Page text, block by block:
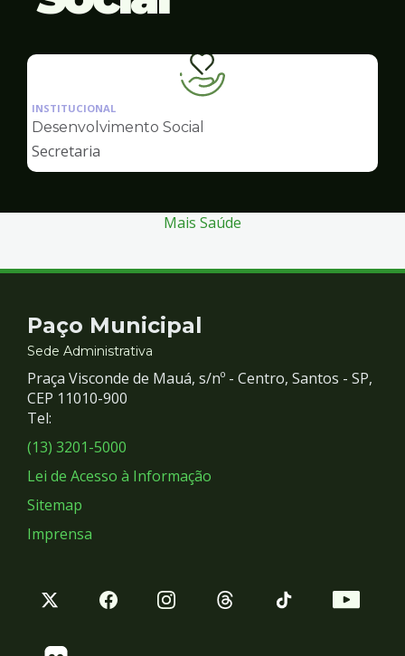
Ilustração
da
pagina
INSTITUCIONAL
Desenvolvimento Social
Secretaria
Mais Saúde
Contato
e
Redes
Sociais
Paço Municipal
Sede Administrativa
Praça Visconde de Mauá, s/nº - Centro, Santos - SP,
CEP 11010-900
Tel:
(13) 3201-5000
Lei de Acesso à Informação
Sitemap
Imprensa